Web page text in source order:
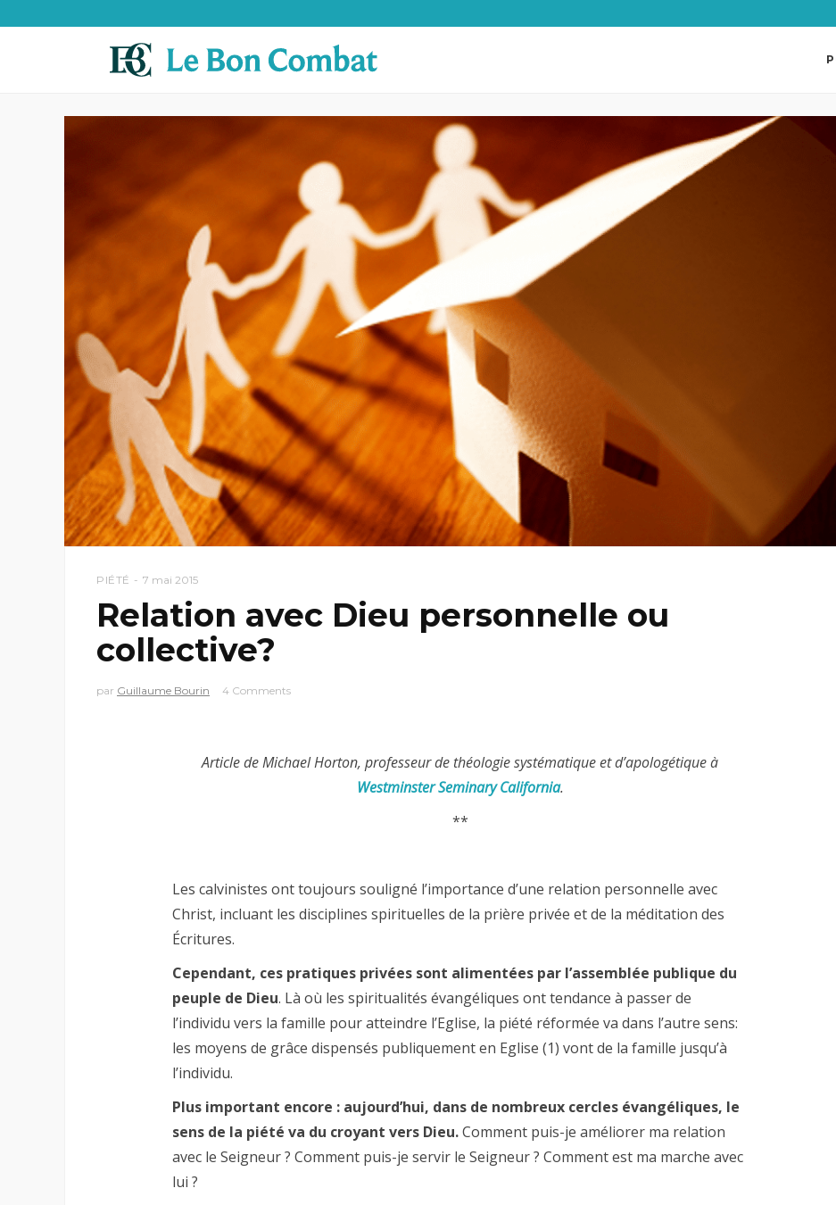
PIÉTÉ 7 mai 2015
Relation avec Dieu personnelle ou
collective?
par Guillaume Bourin 4 Comments
Article de Michael Horton, professeur de théologie systématique et d’apologétique à
Westminster Seminary California.
**
Les calvinistes ont toujours souligné l’importance d’une relation personnelle avec
Christ, incluant les disciplines spirituelles de la prière privée et de la méditation des
Écritures.
Cependant, ces pratiques privées sont alimentées par l’assemblée publique du
peuple de Dieu. Là où les spiritualités évangéliques ont tendance à passer de
l’individu vers la famille pour atteindre l’Eglise, la piété réformée va dans l’autre sens:
les moyens de grâce dispensés publiquement en Eglise (1) vont de la famille jusqu’à
l’individu.
Plus important encore : aujourd’hui, dans de nombreux cercles évangéliques, le
sens de la piété va du croyant vers Dieu.Comment puis-je améliorer ma relation
avec le Seigneur ? Comment puis-je servir le Seigneur ? Comment est ma marche avec
lui ?